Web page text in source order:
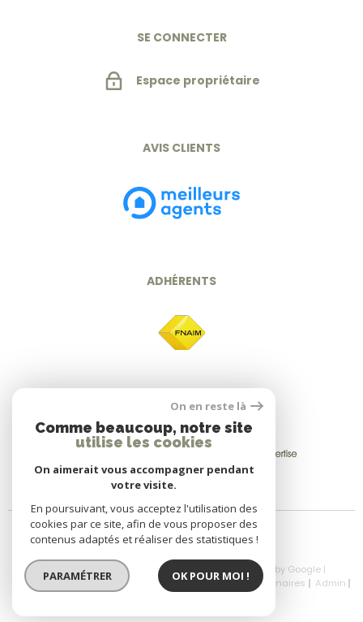
SE CONNECTER
Espace propriétaire
AVIS CLIENTS
ADHÉRENTS
© 2026 | Tous droits réservés | Traduction powered by Google |
Nos Honoraires
Plan Du Site Mentions Légales Partenaires
Admin
On en reste là
Comme beaucoup, notre site
utilise les cookies
On aimerait vous accompagner pendant
votre visite.
En poursuivant, vous acceptez l'utilisation des
cookies par ce site, afin de vous proposer des
contenus adaptés et réaliser des statistiques !
PARAMÉTRER OK POUR MOI !